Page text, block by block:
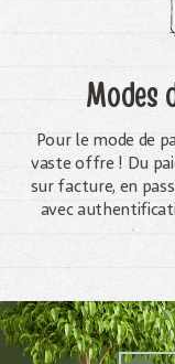
Modes
Pour le mode de
vaste offre ! Du
sur facture, en
avec